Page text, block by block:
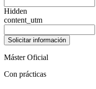
Hidden
content_utm
Máster Oficial
Con prácticas